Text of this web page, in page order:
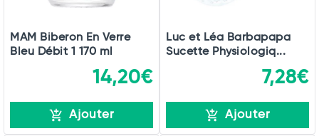
MAM Biberon En Verre
Bleu Débit 1 170 ml
14,20€
Ajouter
Luc et Léa Barbapapa
Sucette Physiologiq...
7,28€
Ajouter